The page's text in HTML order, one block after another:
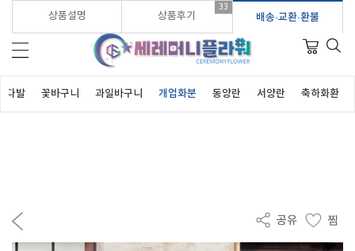
가입시 적립금 3,000원 바로지급!
다발 꽃바구니 과일바구니 개업화분 동양란 서양란 축하화환
상품설명 상품후기
33
배송·교환·환불